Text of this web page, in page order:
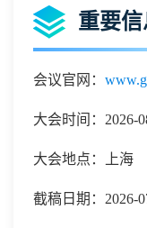
重要
会议官网：
大会时间：2026-
大会地点：上海
截稿日期：2026-